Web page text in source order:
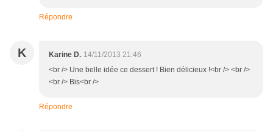
Répondre
K Karine D. 14/11/2013 21:46
<br /> Une belle idée ce dessert ! Bien délicieux !<br /> <br />
<br /> Bis<br />
Répondre